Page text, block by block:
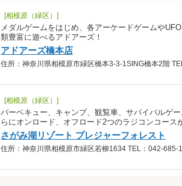
[相模原（緑区）]
メダルゲームをはじめ、各アーケードゲームや
類豊富に遊べるアドアーズ！
アドアーズ橋本店
住所：神奈川県相模原市緑区橋本3-3-1SING橋本2階
[相模原（緑区）]
バーベキュー、キャンプ、観覧車、サバイバルゲ
らにオンロード、オフロード2つのラジコンコース
さがみ湖リゾート プレジャーフォレスト
住所：神奈川県相模原市緑区若柳1634 TEL：042-685-